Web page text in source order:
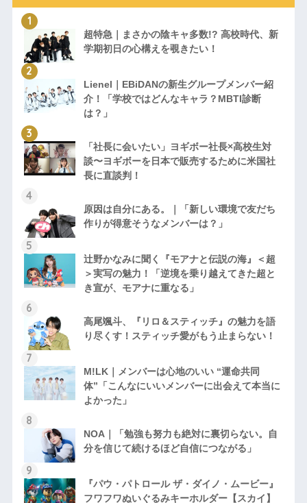
超特急｜まさかの陰キャ多数!? 高校時代、新
学期初日の心構えを覗きたい！
Lienel｜EBiDANの新生グループメンバー紹
介！「学校ではどんなキャラ？MBTI診断
は？」
「社長に会いたい」ヨギボー社長×高校生対
談〜ヨギボーを日本で販売するために米国社
長に直談判！
原因は自分にある。｜「新しい環境で友だち
作りが得意そうなメンバーは？」
辻野かなみに聞く『モアナと伝説の海』＜超
＞実写の魅力！「逆境を乗り越えてきた超と
き宣が、モアナに重なる」
高尾颯斗、『リロ＆スティッチ』の魅力を語
り尽くす！スティッチ愛がもう止まらない！
M!LK｜メンバーは心地のいい “運命共同
体”「こんなにいいメンバーに出会えて本当に
よかった」
NOA｜「勉強も努力も絶対に裏切らない。自
分を信じて続けるほど自信につながる」
『パウ・パトロール ザ・ダイノ・ムービー』
フワフワぬいぐるみキーホルダー【スカイ】